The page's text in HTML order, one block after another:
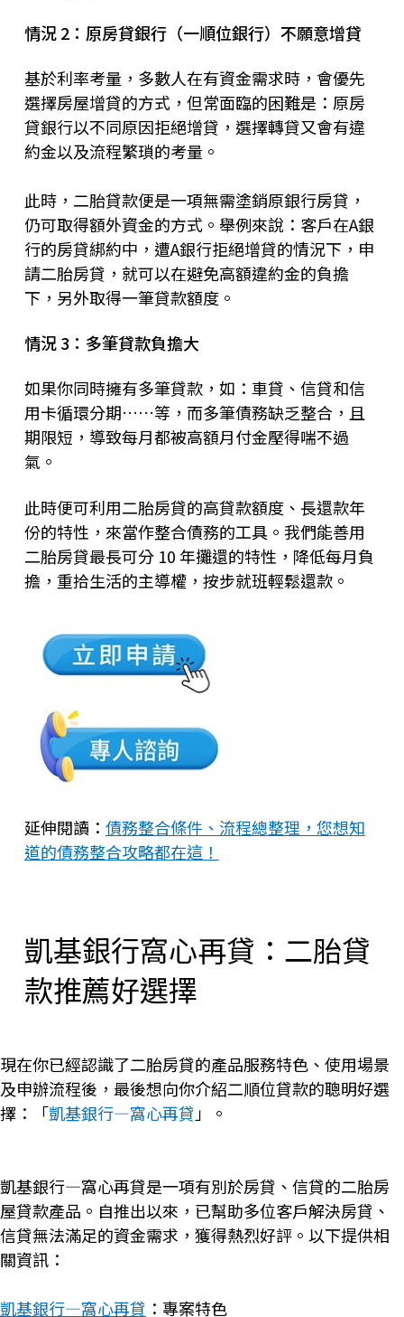
情況 2：原房貸銀行（一順位銀行）不願意增貸
基於利率考量，多數人在有資金需求時，會優先
選擇房屋增貸的方式，但常面臨的困難是：原房
貸銀行以不同原因拒絕增貸，選擇轉貸又會有違
約金以及流程繁瑣的考量。
此時，二胎貸款便是一項無需塗銷原銀行房貸，
仍可取得額外資金的方式。舉例來說：客戶在A銀
行的房貸綁約中，遭A銀行拒絕增貸的情況下，申
請二胎房貸，就可以在避免高額違約金的負擔
下，另外取得一筆貸款額度。
情況 3：多筆貸款負擔大
如果你同時擁有多筆貸款，如：車貸、信貸和信
用卡循環分期……等，而多筆債務缺乏整合，且
期限短，導致每月都被高額月付金壓得喘不過
氣。
此時便可利用二胎房貸的高貸款額度、長還款年
份的特性，來當作整合債務的工具。我們能善用
二胎房貸最長可分 10 年攤還的特性，降低每月負
擔，重拾生活的主導權，按步就班輕鬆還款。
延伸閱讀： 債務整合條件、流程總整理，您想知
道的債務整合攻略都在這！
凱基銀行窩心再貸：二胎貸
款推薦好選擇
現在你已經認識了二胎房貸的產品服務特色、使用場景
及申辦流程後，最後想向你介紹二順位貸款的聰明好選
擇：「凱基銀行—窩心再貸 」。
凱基銀行—窩心再貸是一項有別於房貸、信貸的二胎房
屋貸款產品。自推出以來，已幫助多位客戶解決房貸、
信貸無法滿足的資金需求，獲得熱烈好評。以下提供相
關資訊：
凱基銀行—窩心再貸 ：專案特色